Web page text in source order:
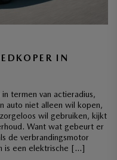
IN
termen van actieradius,
auto niet alleen wil kopen,
wil gebruiken, kijkt
Want wat gebeurt er
de verbrandingsmotor
is een elektrische […]